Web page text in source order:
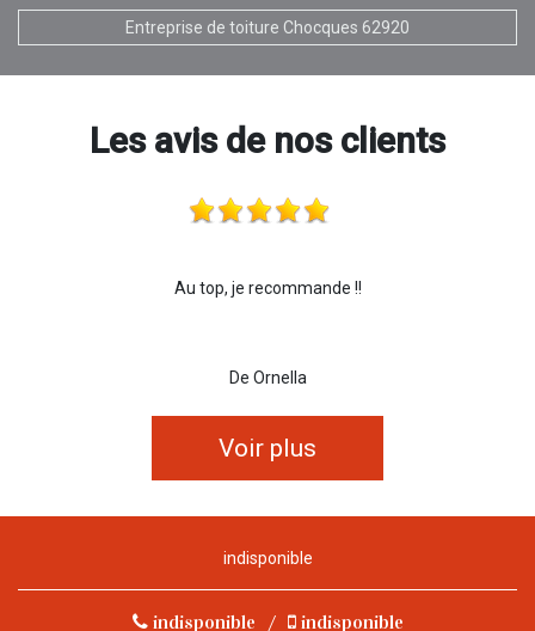
Entreprise de toiture Chocques 62920
Les avis de nos clients
Au top, je recommande !!
De Ornella
Voir plus
indisponible
indisponible / indisponible